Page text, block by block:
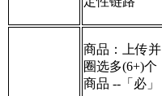
商品：上传并
圈选多(6+)个
商品 --「必」